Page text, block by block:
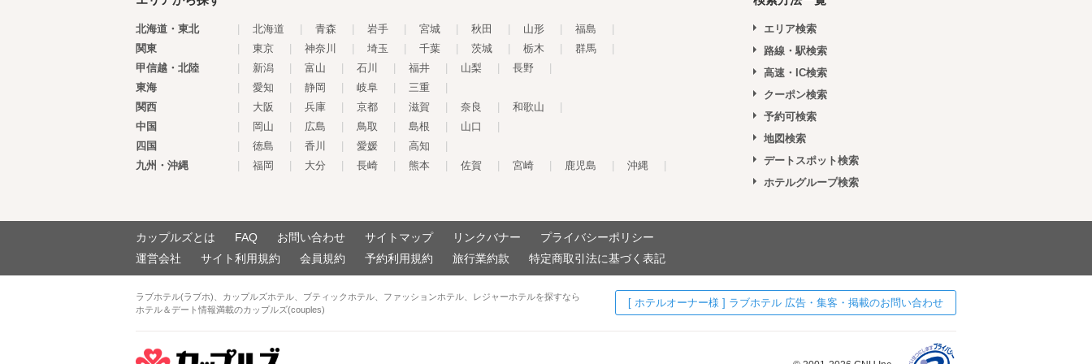
北海道・東北 北海道 青森 岩手 宮城 秋田 山形 福島
関東
東京 神奈川 埼玉 千葉 茨城 栃木 群馬
甲信越・北陸
新潟 富山 石川 福井 山梨 長野
東海
愛知 静岡 岐阜 三重
関西
大阪 兵庫 京都 滋賀 奈良 和歌山
中国
岡山 広島 鳥取 島根 山口
四国
徳島 香川 愛媛 高知
九州・沖縄
福岡 大分 長崎 熊本 佐賀 宮崎 鹿児島 沖縄
エリア検索
路線・駅検索
高速・IC検索
クーポン検索
予約可検索
地図検索
デートスポット検索
ホテルグループ検索
カップルズとは FAQ お問い合わせ サイトマップ リンクバナー
プライバシーポリシー
運営会社
サイト利用規約 会員規約 予約利用規約 旅行業約款 特定商取引法に基づく表記
ラブホテル(ラブホ)、カップルズホテル、ブティックホテル、ファッションホテル、レジャーホテルを探すなら
ホテル＆デート情報満載のカップルズ(couples)
[ ホテルオーナー様 ] ラブホテル 広告・集客・掲載のお問い合わせ